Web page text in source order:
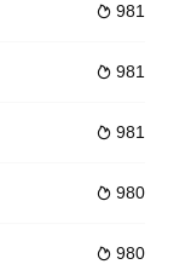
 981
 981
 981
 980
 980